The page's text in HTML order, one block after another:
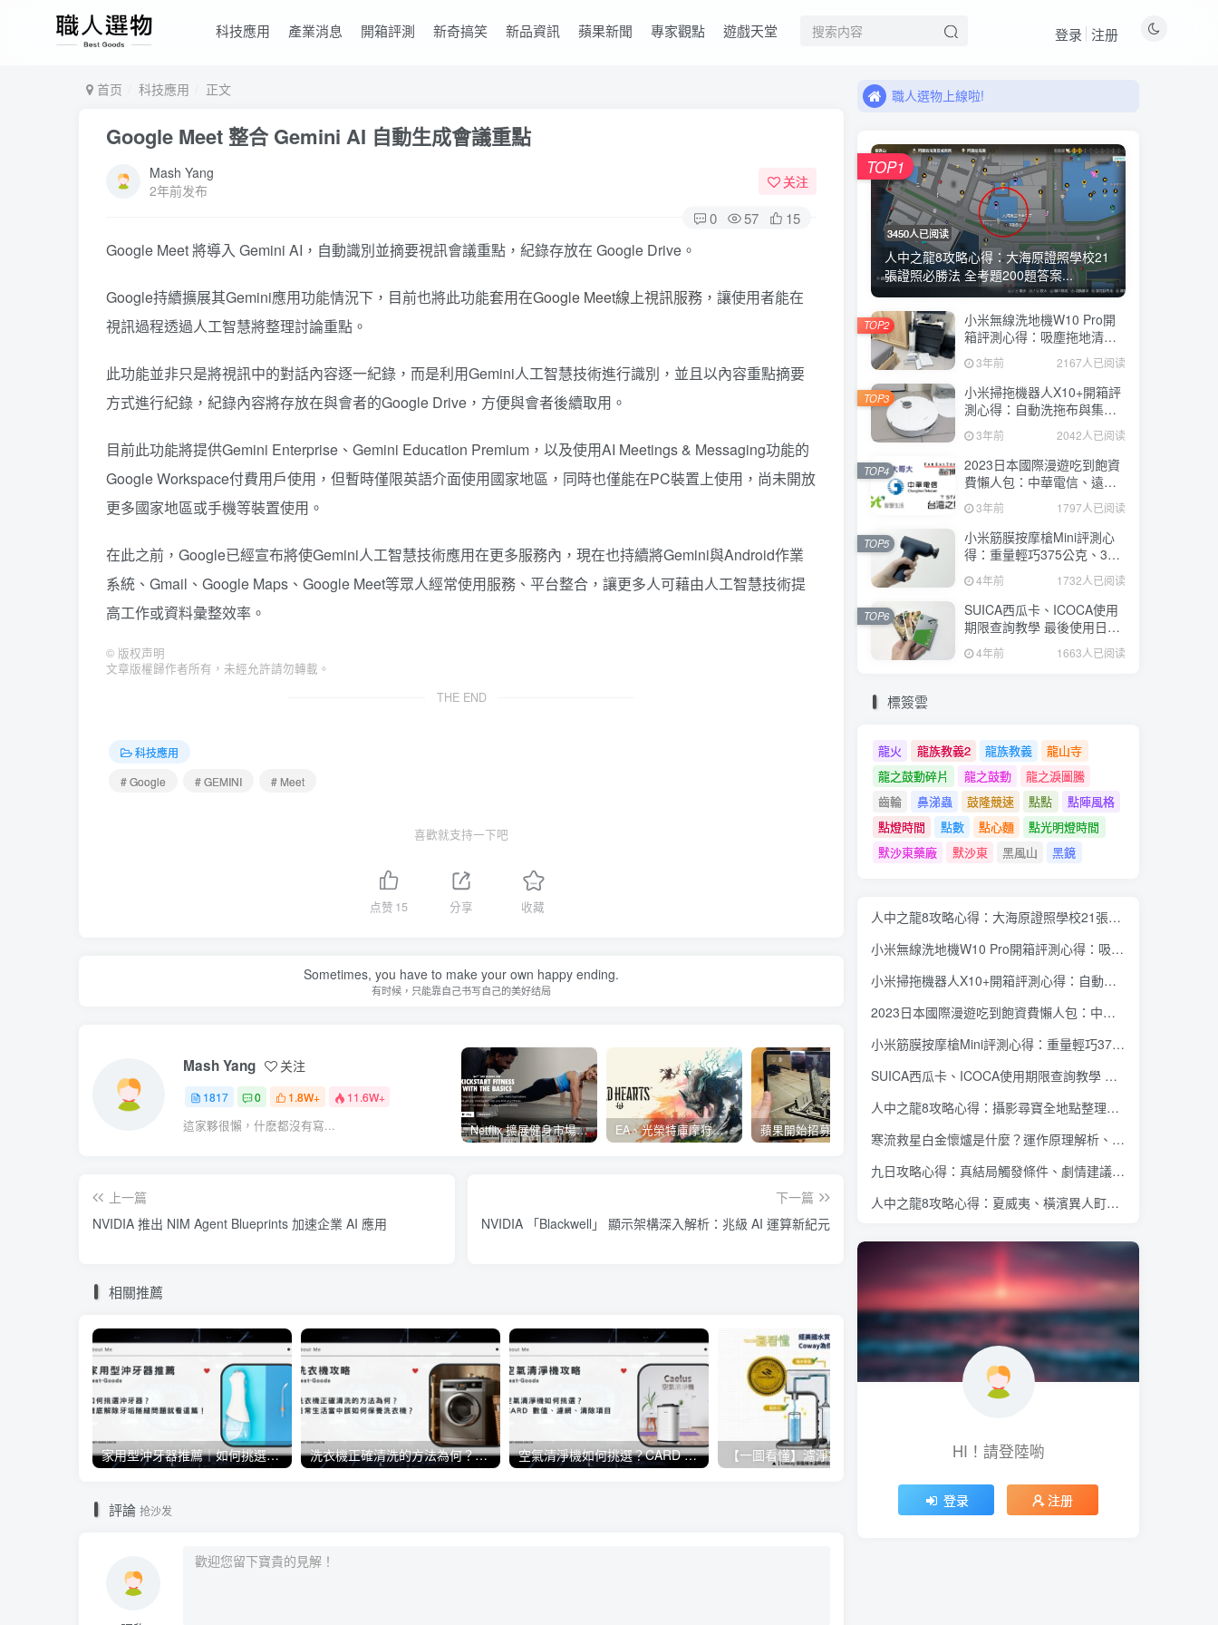
科技應用 產業消息 開箱評測 新奇搞笑 新品資訊 蘋果新聞 專家觀點 遊戲天堂 登录 注册
首页 科技應用 正文
Google Meet 整合 Gemini AI 自動生成會議重點
Mash Yang
2年前发布
关注
0 57 15
Google Meet 將導入 Gemini AI，自動識別並摘要視訊會議重點，紀錄存放在 Google Drive。
Google持續擴展其Gemini應用功能情況下，目前也將此功能套用在Google Meet線上視訊服務 ，讓使用者能在
視訊過程透過人工智慧將整理討論重點。
此功能並非只是將視訊中的對話內容逐一紀錄，而是利用Gemini人工智慧技術進行識別，並且以內容重點摘要
方式進行紀錄，紀錄內容將存放在與會者的Google Drive，方便與會者後續取用。
目前此功能將提供Gemini Enterprise、Gemini Education Premium，以及使用AI Meetings & Messaging功能的
Google Workspace付費用戶使用，但暫時僅限英語介面使用國家地區，同時也僅能在PC裝置上使用，尚未開放
更多國家地區或手機等裝置使用。
在此之前，Google已經宣布將使Gemini人工智慧技術應用在更多服務內，現在也持續將Gemini與Android作業
系統、Gmail、Google Maps、Google Meet等眾人經常使用服務、平台整合，讓更多人可藉由人工智慧技術提
高工作或資料彙整效率。
© 版权声明
文章版權歸作者所有，未經允許請勿轉載。
THE END
科技應用
# Google
# GEMINI # Meet
喜歡就支持一下吧
点赞 15 分享 收藏
Sometimes, you have to make your own happy ending.
有时候，只能靠自己书写自己的美好结局
Mash Yang 关注
1817 0 1.8W+ 11.6W+
這家夥很懶，什麽都沒有寫... Netflix 擴展健身市場 與 Nike 合作推出《Nike Training Club》系列健身影片 EA、光榮特庫摩狩獵冒險遊戲《WILD HEARTS》公布「強大化獸」宣傳影片 蘋果開始招募混合實境應用內容開發人員 將能對應各類3D全景應用內容互動、影音服務使用體驗
上一篇
NVIDIA 推出 NIM Agent Blueprints 加速企業 AI 應用
下一篇
NVIDIA 「Blackwell」 顯示架構深入解析：兆級 AI 運算新紀元
相關推薦
家用型沖牙器推薦｜如何挑選沖牙器？徹底解除牙垢隙縫問題就看這篇！ 洗衣機正確清洗的方法為何？日常生活當中該如何保養洗衣機？ 空氣清淨機如何挑選？CARD 數值、濾網、清除項目《懶人包》
評論 抢沙发
職人選物上線啦!
3450人已阅读
人中之龍8攻略心得：大海原證照學校21
張證照必勝法 全考題200題答案...
TOP1
小米無線洗地機W10 Pro開
箱評測心得：吸塵拖地清洗3
合1、90度可調式機身、續航
力35分鐘、售價15995元
3年前 2167人已阅读
TOP2
小米掃拖機器人X10+開箱評
測心得：自動洗拖布與集
塵、旋轉式拖布更乾淨、連
續使用2小時、售價26995元
3年前 2042人已阅读
TOP3
2023日本國際漫遊吃到飽資
費懶人包：中華電信、遠傳
電信、台灣大哥大、台灣之
星、亞太電信
3年前 1797人已阅读
TOP4
小米筋膜按摩槍Mini評測心
得：重量輕巧375公克、3種
替換頭和3種模式、售價
2295元
4年前 1732人已阅读
TOP5
SUICA西瓜卡、ICOCA使用
期限查詢教學 最後使用日10
年內都有效 Android、iOS都
適用4年前 1663人已阅读
TOP6
標簽雲
龍火 龍族教義2 龍族教義
龍山寺
龍之鼓動碎片
龍之鼓動
龍之淚圖騰
齒輪
鼻涕蟲 鼓隆競速 點點
點陣風格
點燈時間
點數 點心麵
點光明燈時間
默沙東藥廠
默沙東 黑風山 黑鏡
人中之龍8攻略心得：大海原證照學校21張證照必勝法 全考題200題答案整理
小米無線洗地機W10 Pro開箱評測心得：吸塵拖地清洗3合1、90度可調式機身、續航力35分鐘、售價15995元
小米掃拖機器人X10+開箱評測心得：自動洗拖布與集塵、旋轉式拖布更乾淨、連續使用2小時、售價26995元
2023日本國際漫遊吃到飽資費懶人包：中華電信、遠傳電信、台灣大哥大、台灣之星、亞太電信
小米筋膜按摩槍Mini評測心得：重量輕巧375公克、3種替換頭和3種模式、售價2295元
SUICA西瓜卡、ICOCA使用期限查詢教學 最後使用日10年內都有效 Android、iOS都適用
人中之龍8攻略心得：攝影尋寶全地點整理、70個夏威夷與40個橫濱拍攝位置圖解
寒流救星白金懷爐是什麼？運作原理解析、相比電暖蛋有哪些優缺點？懷爐挑選方法介紹
九日攻略心得：真結局觸發條件、劇情建議攻略順序、全流程過關整理
人中之龍8攻略心得：夏威夷、橫濱異人町、神室町 全部14位神秘捏捏NPC地圖位置整理
HI！請登陸喲
登录 注册